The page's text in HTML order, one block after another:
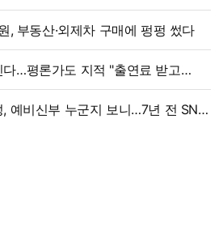
, 부동산·외제차 구매에 펑펑 썼다
…평론가도 지적 "출연료 받고
예비신부 누군지 보니…7년 전 SNS